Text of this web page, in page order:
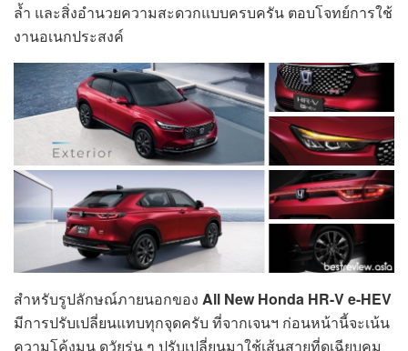
ล้ำ และสิ่งอำนวยความสะดวกแบบครบครัน ตอบโจทย์การใช้
งานอเนกประสงค์
สำหรับรูปลักษณ์ภายนอกของ All New Honda HR-V e-HEV
มีการปรับเปลี่ยนแทบทุกจุดครับ ที่จากเจนฯ ก่อนหน้านี้จะเน้น
ความโค้งมน ดูวัยรุ่น ๆ ปรับเปลี่ยนมาใช้เส้นสายที่ดูเฉียบคม